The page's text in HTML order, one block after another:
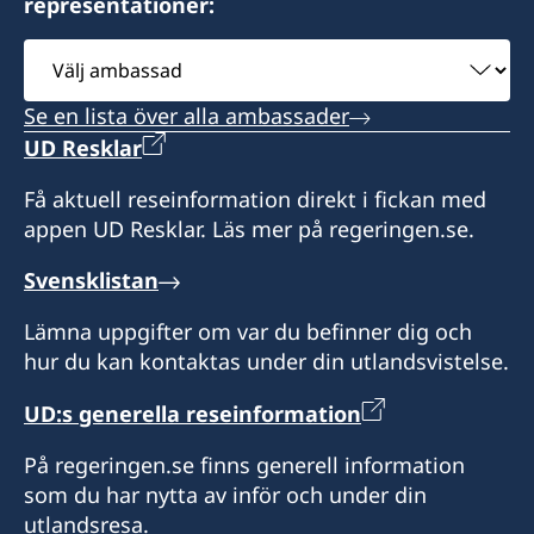
Honorärkonsul
Nourlan U Mamyrov
Assistent
Cholpon Temirova
Välj
ambassad
Se en lista över alla ambassader
UD Resklar
Få aktuell reseinformation direkt i fickan med
appen UD Resklar. Läs mer på regeringen.se.
Svensklistan
Lämna uppgifter om var du befinner dig och
hur du kan kontaktas under din utlandsvistelse.
UD:s generella reseinformation
På regeringen.se finns generell information
som du har nytta av inför och under din
utlandsresa.